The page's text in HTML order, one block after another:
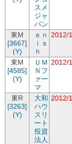
スメ
ジャ
パン
東M
[3667]
(Y)
ｅｎ
ｉｓ
ｈ
2012/
東M
[4585]
(Y)
ＵＭ
Ｎフ
ァー
マ
2012/
東R
[3263]
(Y)
大和
ハウ
スリ
ート
投資
法人
2012/